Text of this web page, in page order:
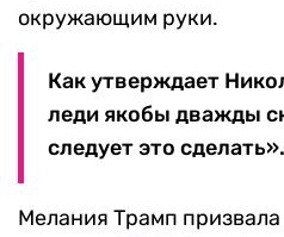
окружающим руки.
Как утверждает
леди якобы дважды
следует это сделать».
Мелания Трамп